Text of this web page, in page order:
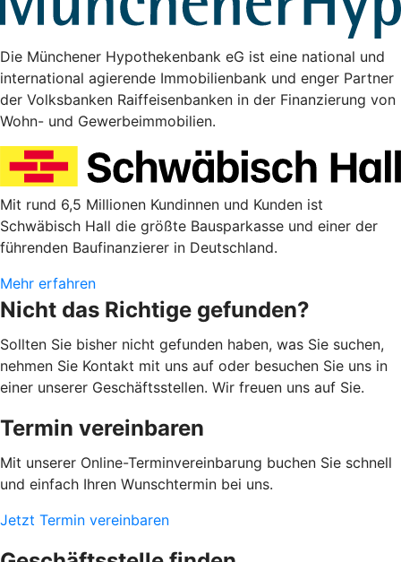
Die Münchener Hypothekenbank eG ist eine national und
international agierende Immobilienbank und enger Partner
der Volksbanken Raiffeisenbanken in der Finanzierung von
Wohn- und Gewerbeimmobilien.
Mit rund 6,5 Millionen Kundinnen und Kunden ist
Schwäbisch Hall die größte Bausparkasse und einer der
führenden Baufinanzierer in Deutschland.
Mehr erfahren
Nicht das Richtige gefunden?
Sollten Sie bisher nicht gefunden haben, was Sie suchen,
nehmen Sie Kontakt mit uns auf oder besuchen Sie uns in
einer unserer Geschäftsstellen. Wir freuen uns auf Sie.
Termin vereinbaren
Mit unserer Online-Terminvereinbarung buchen Sie schnell
und einfach Ihren Wunschtermin bei uns.
Jetzt Termin vereinbaren